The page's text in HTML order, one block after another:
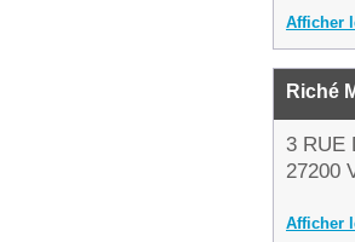
Afficher
Riché
3 RUE
27200
Afficher